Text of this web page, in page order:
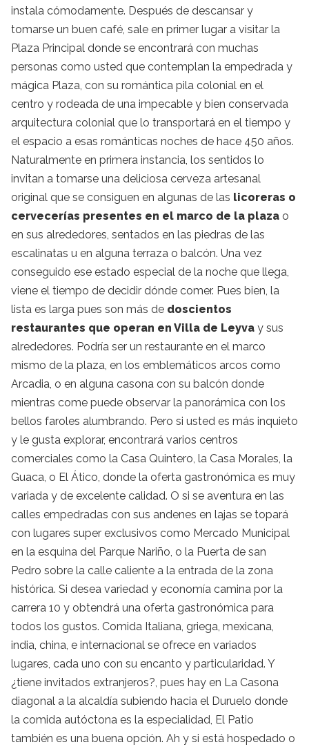
instala cómodamente. Después de descansar y
tomarse un buen café, sale en primer lugar a visitar la
Plaza Principal donde se encontrará con muchas
personas como usted que contemplan la empedrada y
mágica Plaza, con su romántica pila colonial en el
centro y rodeada de una impecable y bien conservada
arquitectura colonial que lo transportará en el tiempo y
el espacio a esas románticas noches de hace 450 años.
Naturalmente en primera instancia, los sentidos lo
invitan a tomarse una deliciosa cerveza artesanal
original que se consiguen en algunas de las licoreras o
cervecerías presentes en el marco de la plaza o
en sus alrededores, sentados en las piedras de las
escalinatas u en alguna terraza o balcón. Una vez
conseguido ese estado especial de la noche que llega,
viene el tiempo de decidir dónde comer. Pues bien, la
lista es larga pues son más de doscientos
restaurantes que operan en Villa de Leyva y sus
alrededores. Podría ser un restaurante en el marco
mismo de la plaza, en los emblemáticos arcos como
Arcadia, o en alguna casona con su balcón donde
mientras come puede observar la panorámica con los
bellos faroles alumbrando. Pero si usted es más inquieto
y le gusta explorar, encontrará varios centros
comerciales como la Casa Quintero, la Casa Morales, la
Guaca, o El Ático, donde la oferta gastronómica es muy
variada y de excelente calidad. O si se aventura en las
calles empedradas con sus andenes en lajas se topará
con lugares super exclusivos como Mercado Municipal
en la esquina del Parque Nariño, o la Puerta de san
Pedro sobre la calle caliente a la entrada de la zona
histórica. Si desea variedad y economía camina por la
carrera 10 y obtendrá una oferta gastronómica para
todos los gustos. Comida Italiana, griega, mexicana,
india, china, e internacional se ofrece en variados
lugares, cada uno con su encanto y particularidad. Y
¿tiene invitados extranjeros?, pues hay en La Casona
diagonal a la alcaldía subiendo hacia el Duruelo donde
la comida autóctona es la especialidad, El Patio
también es una buena opción. Ah y si está hospedado o